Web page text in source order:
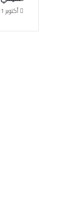
أكتوبر 21, 2025